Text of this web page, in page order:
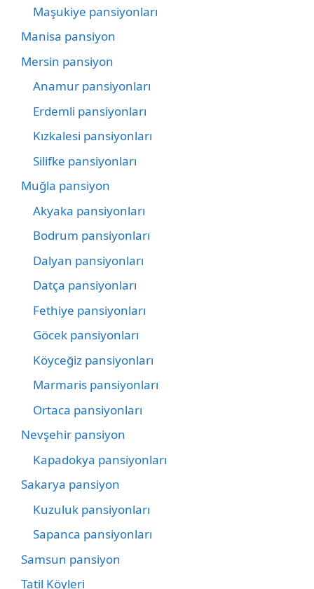
Maşukiye pansiyonları
Manisa pansiyon
Mersin pansiyon
Anamur pansiyonları
Erdemli pansiyonları
Kızkalesi pansiyonları
Silifke pansiyonları
Muğla pansiyon
Akyaka pansiyonları
Bodrum pansiyonları
Dalyan pansiyonları
Datça pansiyonları
Fethiye pansiyonları
Göcek pansiyonları
Köyceğiz pansiyonları
Marmaris pansiyonları
Ortaca pansiyonları
Nevşehir pansiyon
Kapadokya pansiyonları
Sakarya pansiyon
Kuzuluk pansiyonları
Sapanca pansiyonları
Samsun pansiyon
Tatil Köyleri